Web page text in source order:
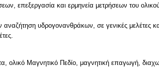
επεξεργασία και ερμηνεία μετρήσεων του
υδρογονανθράκων, σε γενικές μελέτες
Μαγνητικό Πεδίο, μαγνητική επαγωγή,